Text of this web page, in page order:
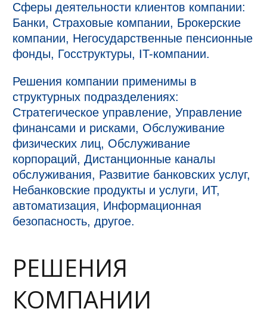
Сферы деятельности клиентов компании:
Банки, Страховые компании, Брокерские
компании, Негосударственные пенсионные
фонды, Госструктуры, IT-компании.
Решения компании применимы в
структурных подразделениях:
Стратегическое управление, Управление
финансами и рисками, Обслуживание
физических лиц, Обслуживание
корпораций, Дистанционные каналы
обслуживания, Развитие банковских услуг,
Небанковские продукты и услуги, ИТ,
автоматизация, Информационная
безопасность, другое.
РЕШЕНИЯ
КОМПАНИИ